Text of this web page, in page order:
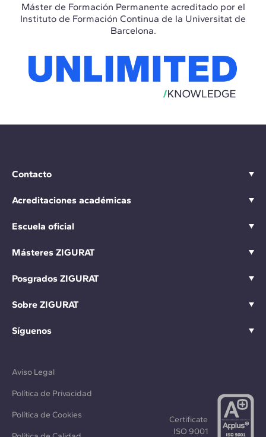
Máster de Formación Permanente acreditado por el
Instituto de Formación Continua de la Universitat de
Barcelona.
Contacto
Acreditaciones académicas
Escuela oficial
Másteres ZIGURAT
Posgrados ZIGURAT
Sobre ZIGURAT
Síguenos
Aviso Legal
Política de Privacidad
Política de Cookies
Certificate
ISO 9001